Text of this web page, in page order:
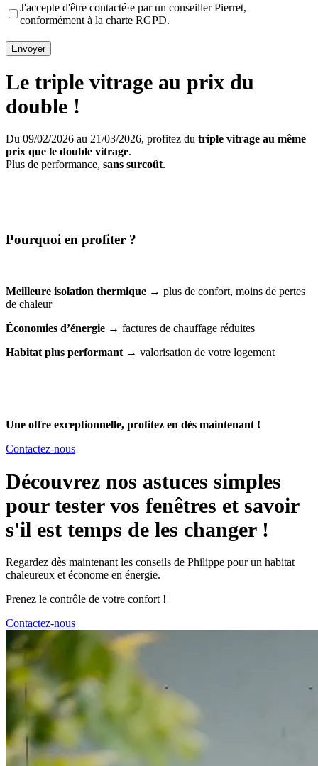
J'accepte d'être contacté·e par un conseiller Pierret,
conformément à la charte RGPD.
Le triple vitrage au prix du
double !
Du 09/02/2026 au 21/03/2026, profitez du triple vitrage au même
prix que le double vitrage.
Plus de performance, sans surcoût.
Pourquoi en profiter ?
Meilleure isolation thermique → plus de confort, moins de pertes
de chaleur
Économies d’énergie → factures de chauffage réduites
Habitat plus performant → valorisation de votre logement
Une offre exceptionnelle, profitez en dès maintenant !
Contactez-nous
Découvrez nos astuces simples
pour tester vos fenêtres et savoir
s'il est temps de les changer !
Regardez dès maintenant les conseils de Philippe pour un habitat
chaleureux et économe en énergie.
Prenez le contrôle de votre confort !
Contactez-nous